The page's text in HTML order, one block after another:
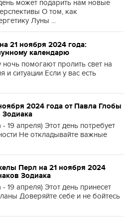
может подарить нам новые
О том, как
Луны ...
21 ноября 2024 года:
календарю
ночь помогают пролить свет на
и ситуации Если у вас есть
2024 года от Павла Глобы
Зодиака
19 апреля) Этот день потребует
Не откладывайте важные
Перл на 21 ноября 2024
Зодиака
19 апреля) Этот день принесет
Доверяйте себе и не бойтесь